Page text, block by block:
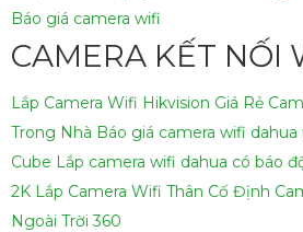
Báo giá camera wifi
CAMERA KẾT NỐI
Lắp Camera Wifi Hikvision Giá Rẻ
Trong Nhà Báo giá camera wifi dahua
Cube Lắp camera wifi dahua có báo
2K Lắp Camera Wifi Thân Cố Định
Ngoài Trời 360